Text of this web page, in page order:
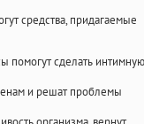
средства, придагаемые
помогут сделать интимную
и решат проблемы